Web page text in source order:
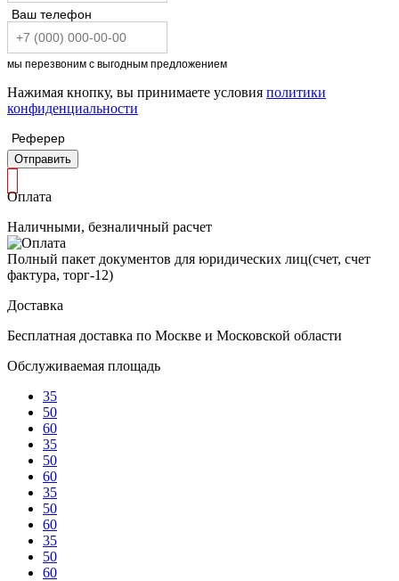
Ваш телефон
мы перезвоним с выгодным предложением
Нажимая кнопку, вы принимаете условия политики
конфиденциальности
Реферер
Отправить
Оплата
Наличными, безналичный расчет
Полный пакет документов для юридических лиц(счет, счет
фактура, торг-12)
Доставка
Бесплатная доставка по Москве и Московской области
Обслуживаемая площадь
35
50
60
35
50
60
35
50
60
35
50
60